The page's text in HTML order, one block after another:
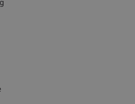
Verzeichnis